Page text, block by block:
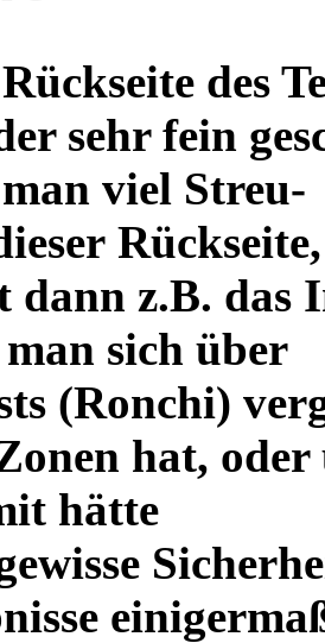
des
sehr fein
viel Streu-
dann z.B. das
sich über
(Ronchi)
hat,
hätte